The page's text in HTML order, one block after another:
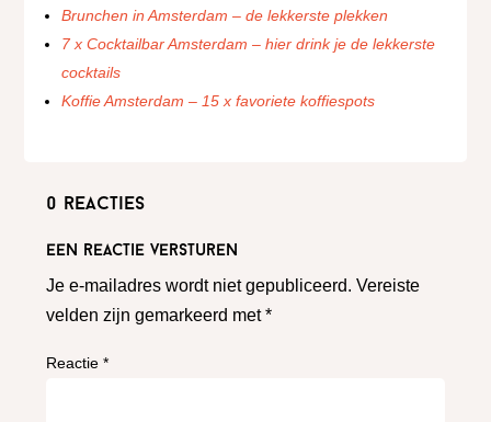
Brunchen in Amsterdam – de lekkerste plekken
7 x Cocktailbar Amsterdam – hier drink je de lekkerste
cocktails
Koffie Amsterdam – 15 x favoriete koffiespots
0 reacties
Een reactie versturen
Je e-mailadres wordt niet gepubliceerd. Vereiste
velden zijn gemarkeerd met*
Reactie*